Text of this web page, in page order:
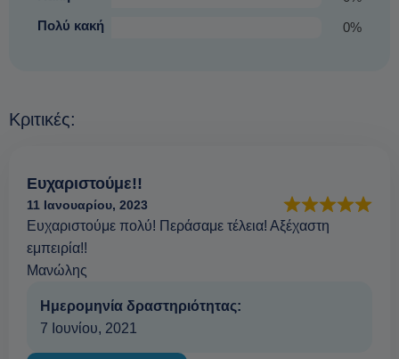
Πολύ κακή
0%
Κριτικές:
Ευχαριστούμε!!
11 Ιανουαρίου, 2023
Ευχαριστούμε πολύ! Περάσαμε τέλεια! Αξέχαστη
εμπειρία!!
Μανώλης
Ημερομηνία δραστηριότητας:
7 Ιουνίου, 2021